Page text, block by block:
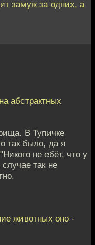
замуж за одних, а
абстрактных
В Тупичке
так было, да я
не ебёт, что у
так не
животных оно -